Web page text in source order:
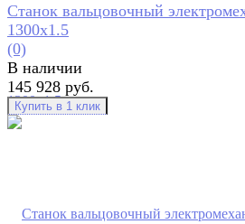
Станок вальцовочный
1300x1.5
(0)
В наличии
145 928 руб.